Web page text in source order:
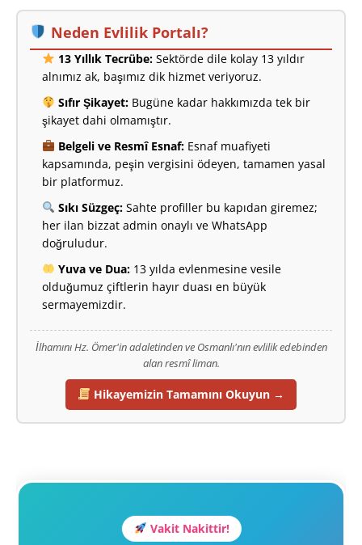
Neden Evlilik Portalı?
13 Yıllık Tecrübe:Sektörde dile kolay 13 yıldır
alnımız ak, başımız dik hizmet veriyoruz.
Sıfır Şikayet:Bugüne kadar hakkımızda tek bir
şikayet dahi olmamıştır.
Belgeli ve Resmî Esnaf:Esnaf muafiyeti
kapsamında, peşin vergisini ödeyen, tamamen yasal
bir platformuz.
Sıkı Süzgeç:Sahte profiller bu kapıdan giremez;
her ilan bizzat admin onaylı ve WhatsApp
doğruludur.
Yuva ve Dua:13 yılda evlenmesine vesile
olduğumuz çiftlerin hayır duası en büyük
sermayemizdir.
İlhamını Hz. Ömer'in adaletinden ve Osmanlı'nın evlilik edebinden
alan resmî liman.
Hikayemizin Tamamını Okuyun →
Vakit Nakittir!